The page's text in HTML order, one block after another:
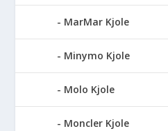
MarMar Kjole
Minymo Kjole
Molo Kjole
Moncler Kjole